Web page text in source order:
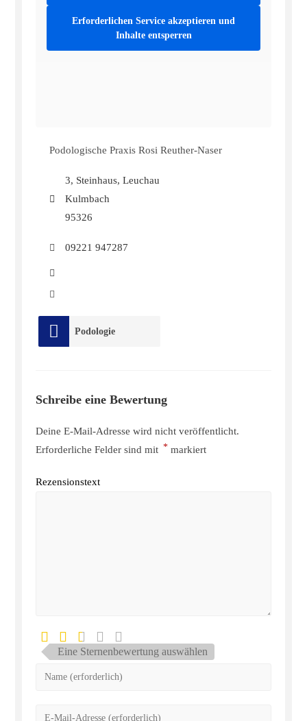
Erforderlichen Service akzeptieren und
Inhalte entsperren
Podologische Praxis Rosi Reuther-Naser
3, Steinhaus, Leuchau
Kulmbach
95326
09221 947287
Podologie
Schreibe eine Bewertung
Deine E-Mail-Adresse wird nicht veröffentlicht.
Erforderliche Felder sind mit * markiert
Rezensionstext
Eine Sternenbewertung auswählen